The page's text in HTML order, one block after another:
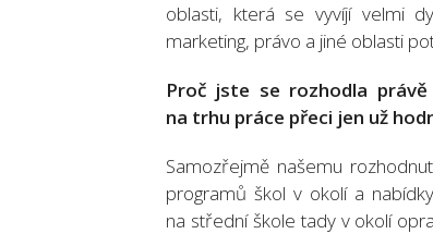
oblasti, která se vyvíjí velmi
marketing, právo a jiné oblasti
Proč jste se rozhodla
na trhu práce přeci jen už
Samozřejmě našemu
programů škol v okolí a
na střední škole tady v okolí